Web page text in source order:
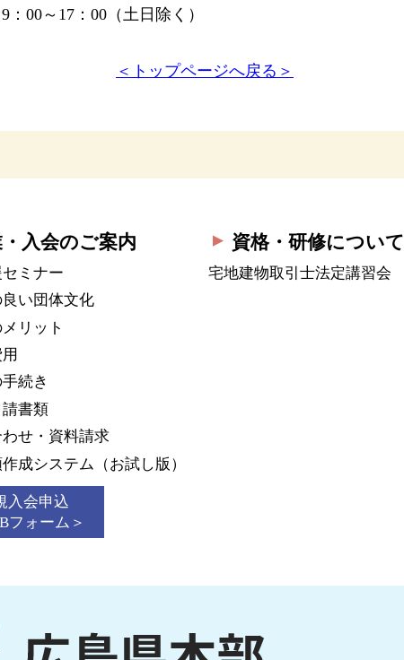
00～17：00（土日除く）
＜トップページへ戻る＞
・入会のご案内
ミナー
い団体文化
リット
続き
書類
せ・資料請求
成システム
（お試し版）
入会申込
フォーム＞
資格・研修について
宅地建物取引士法定講習会